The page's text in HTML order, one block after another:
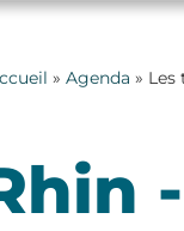
» Agenda » Les